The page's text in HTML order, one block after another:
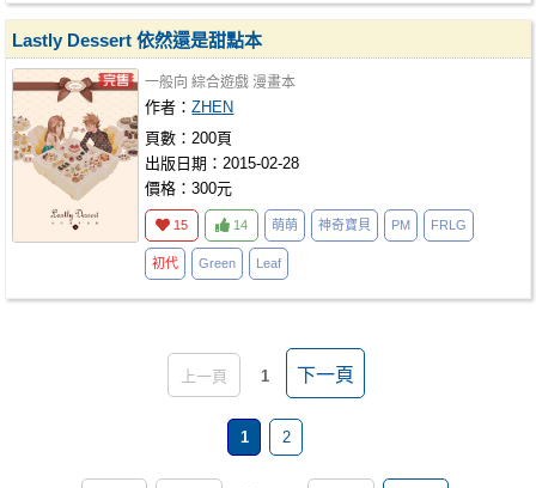
Lastly Dessert 依然還是甜點本
一般向 綜合遊戲 漫畫本
作者：ZHEN
頁數：200頁
出版日期：2015-02-28
價格：300元
15 14 萌萌 神奇寶貝 PM FRLG
初代 Green Leaf
上一頁 1 下一頁
1 2